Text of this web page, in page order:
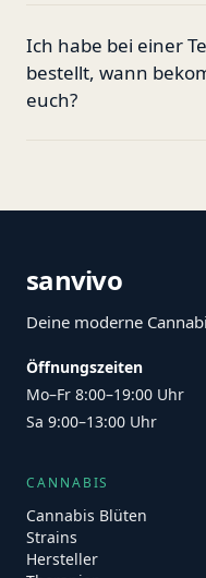
Ich habe bei einer
bestellt, wann
euch?
sanvivo
Deine moderne
Öffnungszeiten
Mo–Fr 8:00–19:00 Uhr
Sa 9:00–13:00 Uhr
CANNABIS
Cannabis Blüten
Strains
Hersteller